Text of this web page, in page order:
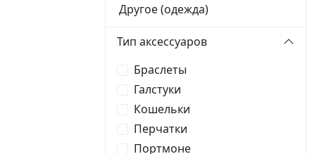
Другое (одежда)
Тип аксессуаров
Браслеты
Галстуки
Кошельки
Перчатки
Портмоне